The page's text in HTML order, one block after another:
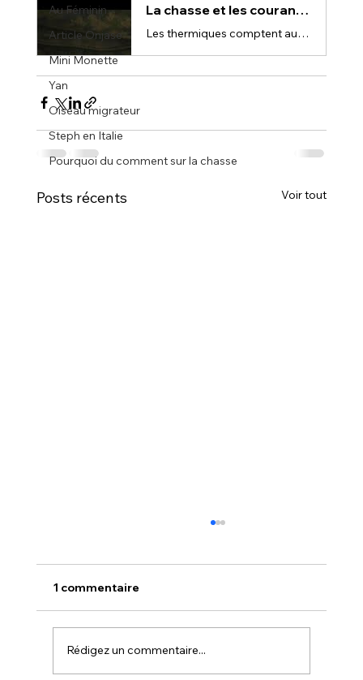
Au Féminin
Article Onjase
Mini Monette
Yan
Oiseau migrateur
Steph en Italie
Pourquoi du comment sur la chasse
La chasse et les courants Thermique
Les thermiques comptent autant que le vent Matin : l’air monte Soir : l’air descend 👉 Un bon vent peut devenir mauvais en 15 minutes.
Posts récents Voir tout
1 commentaire
Rédigez un commentaire...